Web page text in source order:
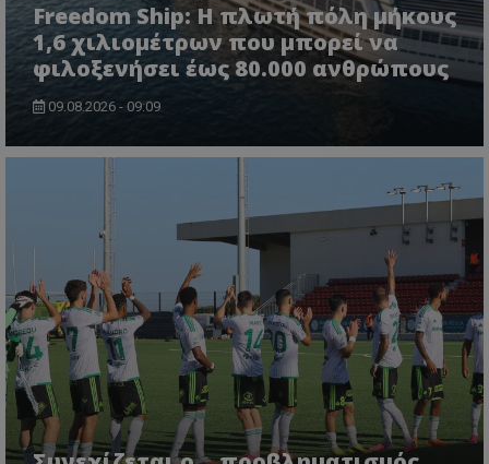
Freedom Ship: Η πλωτή πόλη μήκους
1,6 χιλιομέτρων που μπορεί να
φιλοξενήσει έως 80.000 ανθρώπους
09.08.2026 - 09:09